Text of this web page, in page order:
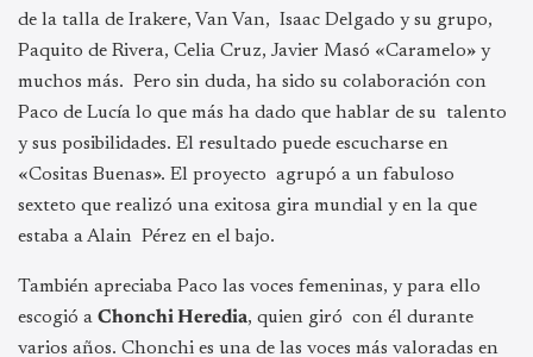
de la talla de Irakere, Van Van, Isaac Delgado y su grupo,
Paquito de Rivera, Celia Cruz, Javier Masó «Caramelo» y
muchos más. Pero sin duda, ha sido su colaboración con
Paco de Lucía lo que más ha dado que hablar de su talento
y sus posibilidades. El resultado puede escucharse en
«Cositas Buenas». El proyecto agrupó a un fabuloso
sexteto que realizó una exitosa gira mundial y en la que
estaba a Alain Pérez en el bajo.
También apreciaba Paco las voces femeninas, y para ello
escogió a Chonchi Heredia, quien giró con él durante
varios años. Chonchi es una de las voces más valoradas en